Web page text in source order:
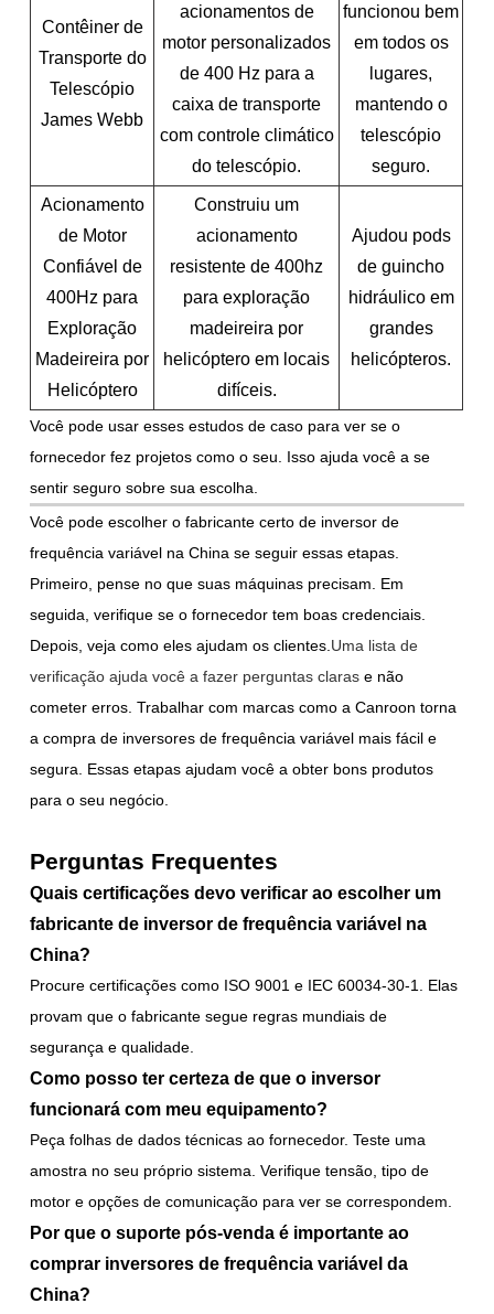
Contêiner de
Transporte do
Telescópio
James Webb
acionamentos de
motor personalizados
de 400 Hz para a
caixa de transporte
com controle climático
do telescópio.
funcionou bem
em todos os
lugares,
mantendo o
telescópio
seguro.
Acionamento
de Motor
Confiável de
400Hz para
Exploração
Madeireira por
Helicóptero
Construiu um
acionamento
resistente de 400hz
para exploração
madeireira por
helicóptero em locais
difíceis.
Ajudou pods
de guincho
hidráulico em
grandes
helicópteros.
Você pode usar esses estudos de caso para ver se o
fornecedor fez projetos como o seu. Isso ajuda você a se
sentir seguro sobre sua escolha.
Você pode escolher o fabricante certo de inversor de
frequência variável na China se seguir essas etapas.
Primeiro, pense no que suas máquinas precisam. Em
seguida, verifique se o fornecedor tem boas credenciais.
Depois, veja como eles ajudam os clientes. Uma lista de
verificação ajuda você a fazer perguntas claras e não
cometer erros. Trabalhar com marcas como a Canroon torna
a compra de inversores de frequência variável mais fácil e
segura. Essas etapas ajudam você a obter bons produtos
para o seu negócio.
Perguntas Frequentes
Quais certificações devo verificar ao escolher um
fabricante de inversor de frequência variável na
China?
Procure certificações como ISO 9001 e IEC 60034-30-1. Elas
provam que o fabricante segue regras mundiais de
segurança e qualidade.
Como posso ter certeza de que o inversor
funcionará com meu equipamento?
Peça folhas de dados técnicas ao fornecedor. Teste uma
amostra no seu próprio sistema. Verifique tensão, tipo de
motor e opções de comunicação para ver se correspondem.
Por que o suporte pós-venda é importante ao
comprar inversores de frequência variável da
China?